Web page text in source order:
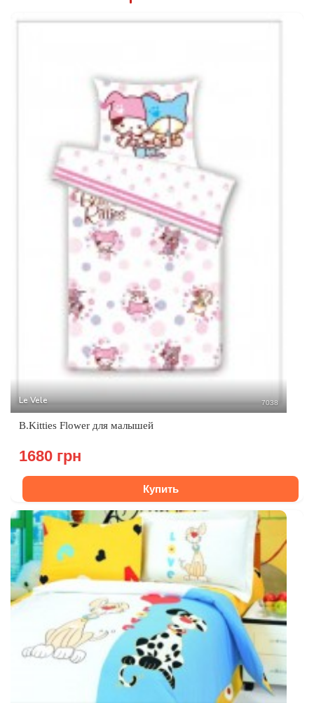
Le Vele 7038
B.Kitties Flower для малышей
1680 грн
Купить